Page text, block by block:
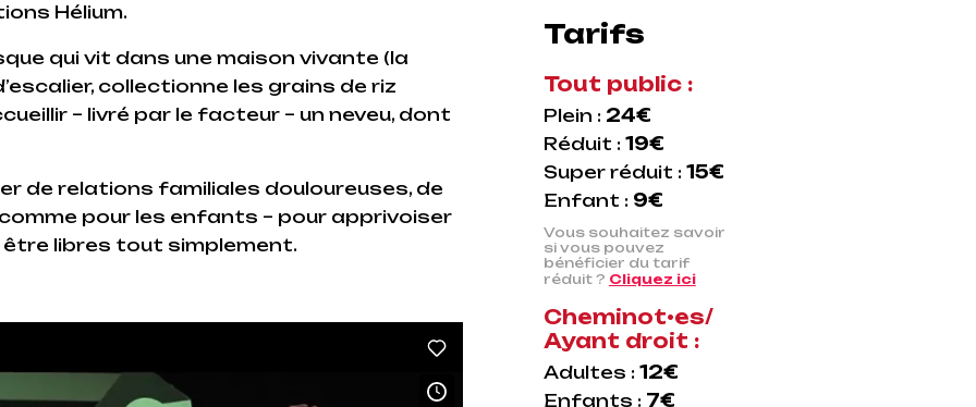
Hélium.
qui vit dans une maison vivante (la
collectionne les grains de riz
– livré par le facteur – un neveu, dont
de relations familiales douloureuses, de
pour les enfants – pour apprivoiser
être libres tout simplement.
Tarifs
Tout public :
Plein : 24€
Réduit : 19€
Super réduit : 15€
Enfant : 9€
Vous souhaitez savoir
si vous pouvez
bénéficier du tarif
réduit ? Cliquez ici
Cheminot•es/
Ayant droit :
Adultes : 12€
Enfants : 7€